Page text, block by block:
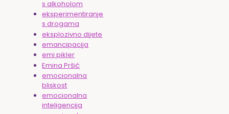
s alkoholom
eksperimentiranje
s drogama
eksplozivno dijete
emancipacija
emi pikler
Emina Pršić
emocionalna
bliskost
emocionalna
inteligencija